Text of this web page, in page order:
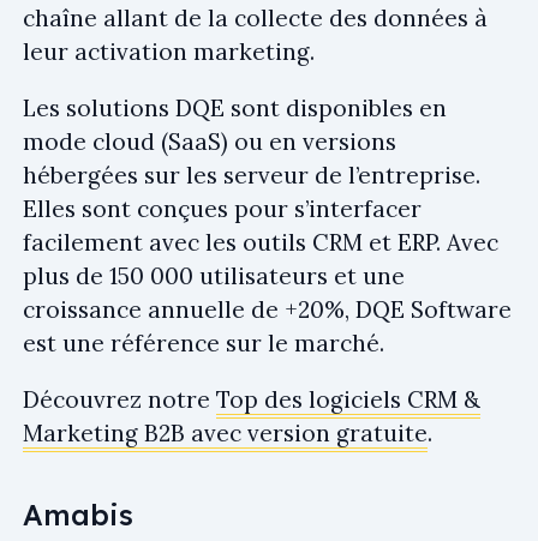
chaîne allant de la collecte des données à
leur activation marketing.
Les solutions DQE sont disponibles en
mode cloud (SaaS) ou en versions
hébergées sur les serveur de l’entreprise.
Elles sont conçues pour s’interfacer
facilement avec les outils CRM et ERP. Avec
plus de 150 000 utilisateurs et une
croissance annuelle de +20%, DQE Software
est une référence sur le marché.
Découvrez notre Top des logiciels CRM &
Marketing B2B avec version gratuite.
Amabis